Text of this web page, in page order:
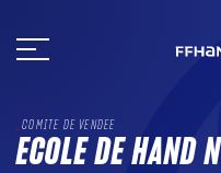
au
COMITE DE VENDEE
ECOLE DE HAND